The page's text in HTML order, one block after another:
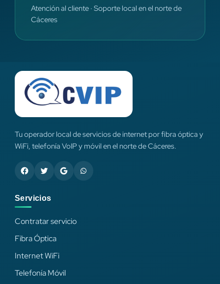
Atención al cliente · Soporte local en el norte de
Cáceres
Tu operador local de servicios de internet por fibra óptica y
WiFi, telefonía VoIP y móvil en el norte de Cáceres.
Servicios
Contratar servicio
Fibra Óptica
Internet WiFi
Telefonía Móvil